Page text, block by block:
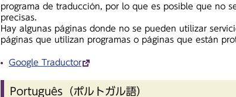
programa de traducción, por lo que es posible que no
precisas.
Hay algunas páginas donde no se pueden utilizar
páginas que utilizan programas o páginas que están
Google Traductor
Português（ポルトガル語）